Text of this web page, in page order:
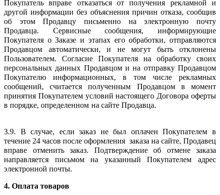
Покупатель вправе отказаться от получения рекламной и
другой информации без объяснения причин отказа, сообщив
об этом Продавцу письменно на электронную почту
Продавца. Сервисные сообщения, информирующие
Покупателя о Заказе и этапах его обработки, отправляются
Продавцом автоматически, и не могут быть отклонены
Пользователем. Согласие Покупателя на обработку своих
персональных данных Продавцом и на отправку Продавцом
Покупателю информационных, в том числе рекламных
сообщений, считается полученным Продавцом в момент
принятия Покупателем условий настоящего Договора оферты
в порядке, определенном на сайте Продавца.
3.9. В случае, если заказ не был оплачен Покупателем в
течение 24 часов после оформления заказа на сайте, Продавец
вправе отменить заказ. Подтверждение об отмене заказа
направляется письмом на указанный Покупателем адрес
электронной почты.
4. Оплата товаров